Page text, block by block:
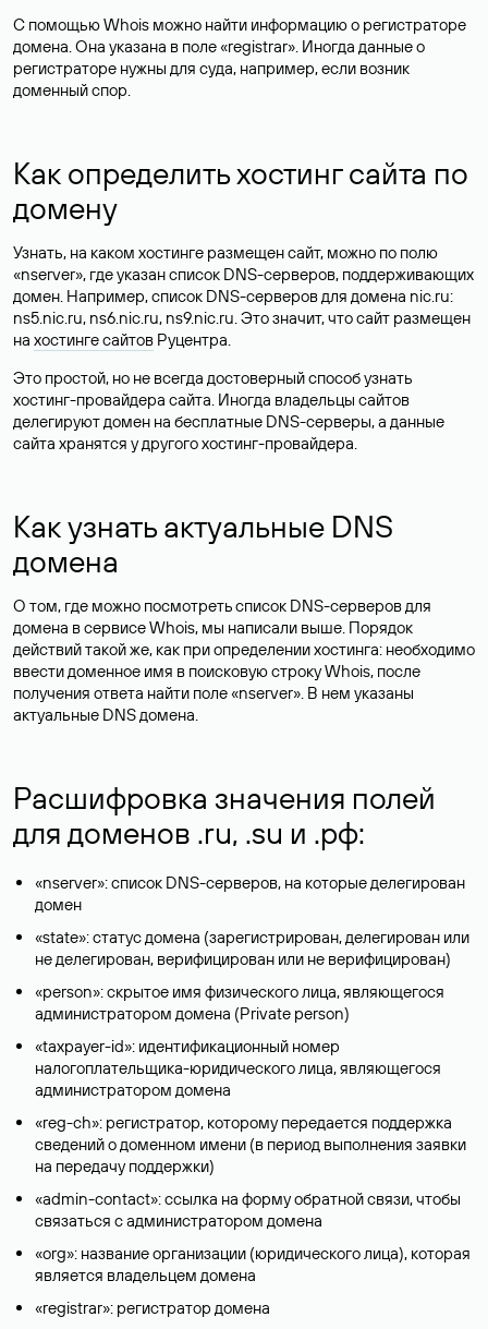
С помощью Whois можно найти информацию о регистраторе
домена. Она указана в поле «registrar». Иногда данные о
регистраторе нужны для суда, например, если возник
доменный спор.
Как определить хостинг сайта по
домену
Узнать, на каком хостинге размещен сайт, можно по полю
«nserver», где указан список DNS-серверов, поддерживающих
домен. Например, список DNS-серверов для домена nic.ru:
ns5.nic.ru, ns6.nic.ru, ns9.nic.ru. Это значит, что сайт размещен
на хостинге сайтов Руцентра.
Это простой, но не всегда достоверный способ узнать
хостинг-провайдера сайта. Иногда владельцы сайтов
делегируют домен на бесплатные DNS-серверы, а данные
сайта хранятся у другого хостинг-провайдера.
Как узнать актуальные DNS
домена
О том, где можно посмотреть список DNS-серверов для
домена в сервисе Whois, мы написали выше. Порядок
действий такой же, как при определении хостинга: необходимо
ввести доменное имя в поисковую строку Whois, после
получения ответа найти поле «nserver». В нем указаны
актуальные DNS домена.
Расшифровка значения полей
для доменов .ru, .su и .рф:
«nserver»: список DNS-серверов, на которые делегирован
домен
«state»: статус домена (зарегистрирован, делегирован или
не делегирован, верифицирован или не верифицирован)
«person»: скрытое имя физического лица, являющегося
администратором домена (Privatе person)
«taxpayer-id»: идентификационный номер
налогоплательщика-юридического лица, являющегося
администратором домена
«reg-ch»: регистратор, которому передается поддержка
сведений о доменном имени (в период выполнения заявки
на передачу поддержки)
«admin-contact»: ссылка на форму обратной связи, чтобы
связаться с администратором домена
«org»: название организации (юридического лица), которая
является владельцем домена
«registrar»: регистратор домена